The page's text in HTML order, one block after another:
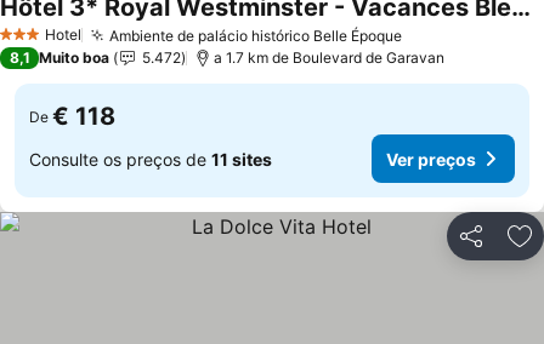
3 EstrelasHotel Ambiente de palácio histórico Belle Époque
Hôtel 3* Royal Westminster - Vacances Bleues
8,1 Muito boa 5.472 a 1.7 km de Boulevard de Garavan
De € 118
Consulte os preços de 11 sites Ver preços
Partilhar